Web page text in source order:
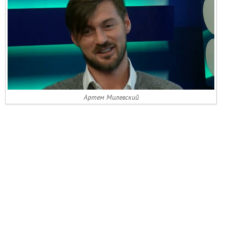
Артем Милевский